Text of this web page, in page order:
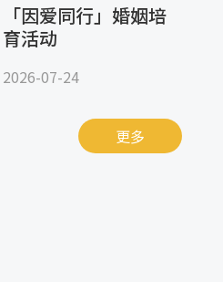
「因爱同行」婚姻培
育活动
2026-07-24
更多